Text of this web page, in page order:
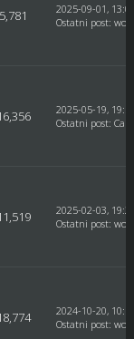
5,781
2025-09-01,
Ostatni post:
2025-05-19,
Ostatni post:
2025-02-03,
Ostatni post:
2024-10-20,
Ostatni post: